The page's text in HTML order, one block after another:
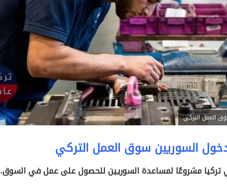
العمل التركي
السوريين سوق العمل التركي
مشروعًا لمساعدة السوريين للحصول على عمل في السوق.